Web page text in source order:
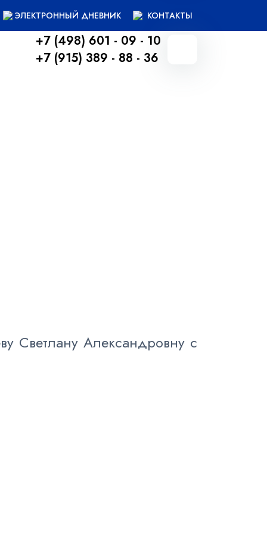
ЭЛЕКТРОННЫЙ ДНЕВНИК КОНТАКТЫ
+7 (498) 601 - 09 - 10
+7 (915) 389 - 88 - 36
Светлану Александровну с